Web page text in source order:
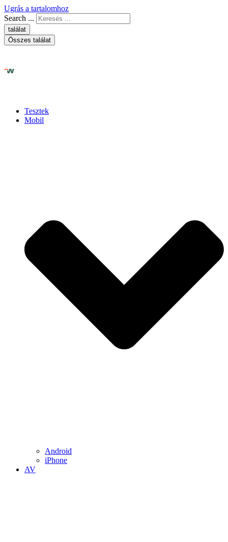
Ugrás a tartalomhoz
Search ...
találat
Összes találat
Tesztek
Mobil
Android
iPhone
AV